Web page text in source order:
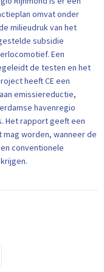
omvat onder
milieudruk van het
subsidie
Een
de testen en het
heeft CE een
emissiereductie,
havenregio
Het rapport geeft een
worden, wanneer de
conventionele